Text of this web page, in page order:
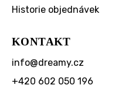
Historie objednávek
KONTAKT
info@dreamy.cz
+420 602 050 196